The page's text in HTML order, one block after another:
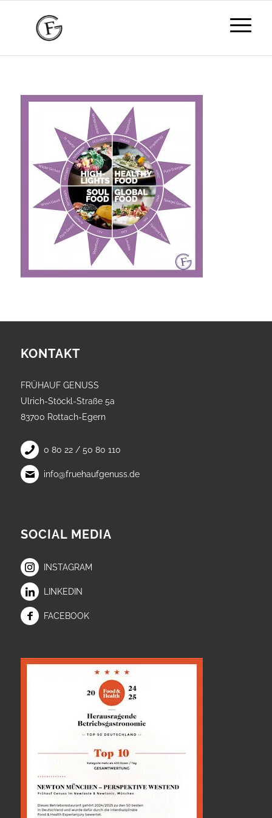
KONTAKT
FRÜHAUF GENUSS
Ulrich-Stöckl-Straße 5a
83700 Rottach-Egern
0 80 22 / 50 80 110
info@fruehaufgenuss.de
SOCIAL MEDIA
INSTAGRAM
LINKEDIN
FACEBOOK